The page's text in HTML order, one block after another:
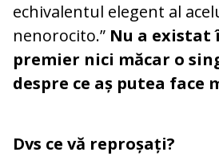
echivalentul elegent al
nenorocito.” Nu a existat
premier nici măcar o
despre ce aș putea face
Dvs ce vă reproșați?